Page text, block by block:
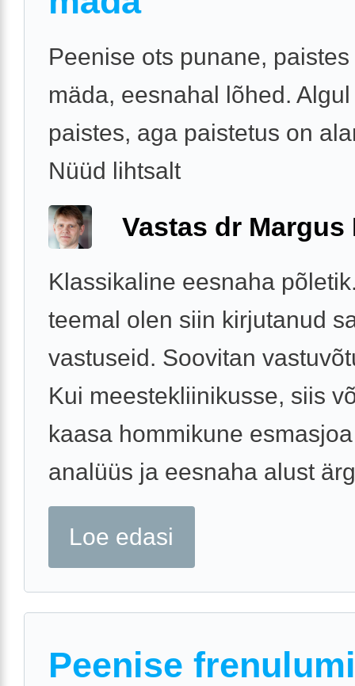
Peenise ots punane,
mäda, eesnahal lõhed.
paistes, aga paistetus on
Nüüd lihtsalt
Vastas dr Margus
Klassikaline eesnaha
teemal olen siin kirjutanud
vastuseid. Soovitan
Kui meestekliinikusse, siis
kaasa hommikune
analüüs ja eesnaha alust
Loe edasi
Peenise frenulumi